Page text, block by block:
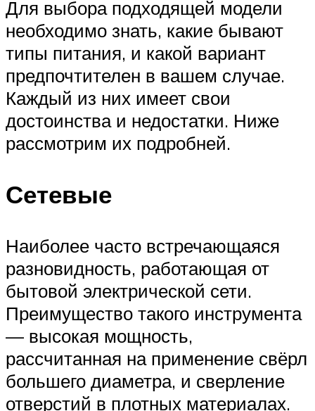
Для выбора подходящей модели
необходимо знать, какие бывают
типы питания, и какой вариант
предпочтителен в вашем случае.
Каждый из них имеет свои
достоинства и недостатки. Ниже
рассмотрим их подробней.
Сетевые
Наиболее часто встречающаяся
разновидность, работающая от
бытовой электрической сети.
Преимущество такого инструмента
— высокая мощность,
рассчитанная на применение свёрл
большего диаметра, и сверление
отверстий в плотных материалах.